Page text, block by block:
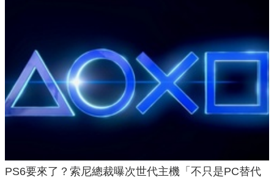
PS6要來了？索尼總裁曝次世代主機「不只是PC替代